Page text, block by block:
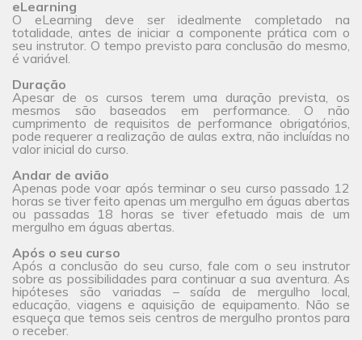
eLearning
O eLearning deve ser idealmente completado na
totalidade, antes de iniciar a componente prática com o
seu instrutor. O tempo previsto para conclusão do mesmo,
é variável.
Duração
Apesar de os cursos terem uma duração prevista, os
mesmos são baseados em performance. O não
cumprimento de requisitos de performance obrigatórios,
pode requerer a realização de aulas extra, não incluídas no
valor inicial do curso.
Andar de avião
Apenas pode voar após terminar o seu curso passado 12
horas se tiver feito apenas um mergulho em águas abertas
ou passadas 18 horas se tiver efetuado mais de um
mergulho em águas abertas.
Após o seu curso
Após a conclusão do seu curso, fale com o seu instrutor
sobre as possibilidades para continuar a sua aventura. As
hipóteses são variadas – saída de mergulho local,
educação, viagens e aquisição de equipamento. Não se
esqueça que temos seis centros de mergulho prontos para
o receber.